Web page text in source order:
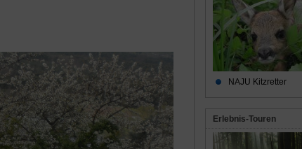
NAJU Kitzretter
Erlebnis-Touren